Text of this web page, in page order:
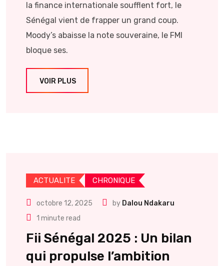
la finance internationale soufflent fort, le
Sénégal vient de frapper un grand coup.
Moody’s abaisse la note souveraine, le FMI
bloque ses.
VOIR PLUS
ACTUALITE CHRONIQUE
octobre 12, 2025 by Dalou Ndakaru
1 minute read
Fii Sénégal 2025 : Un bilan
qui propulse l’ambition